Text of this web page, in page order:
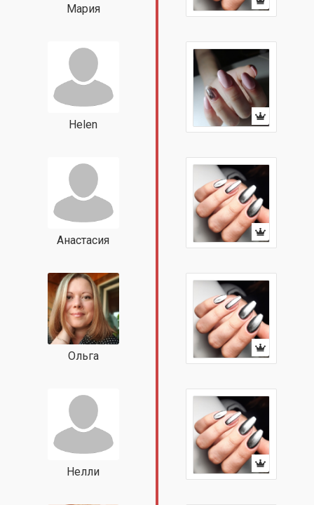
Мария
Helen
Анастасия
Ольга
Нелли